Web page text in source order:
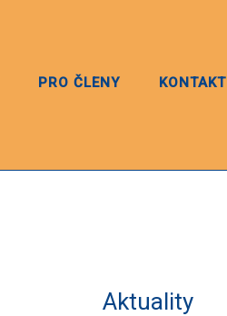
PRO ČLENY KONTAKT
Aktuality